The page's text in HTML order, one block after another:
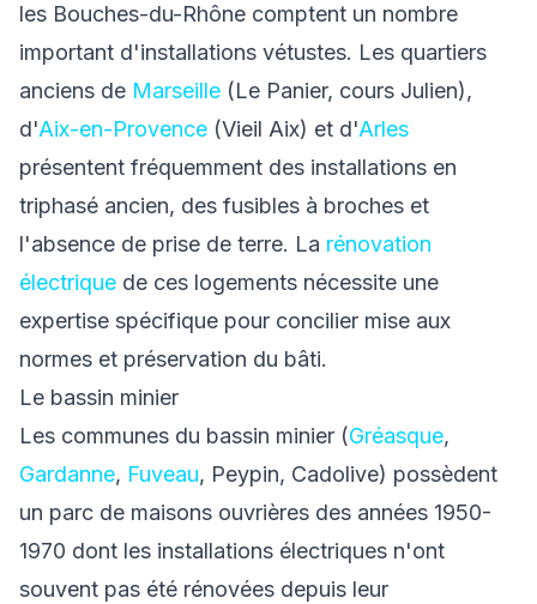
les Bouches-du-Rhône comptent un nombre
important d'installations vétustes. Les quartiers
anciens de Marseille (Le Panier, cours Julien),
d'Aix-en-Provence (Vieil Aix) et d'Arles
présentent fréquemment des installations en
triphasé ancien, des fusibles à broches et
l'absence de prise de terre. La rénovation
électrique de ces logements nécessite une
expertise spécifique pour concilier mise aux
normes et préservation du bâti.
Le bassin minier
Les communes du bassin minier (Gréasque,
Gardanne, Fuveau, Peypin, Cadolive) possèdent
un parc de maisons ouvrières des années 1950-
1970 dont les installations électriques n'ont
souvent pas été rénovées depuis leur